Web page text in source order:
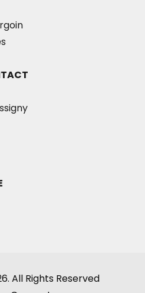
All Rights Reserved